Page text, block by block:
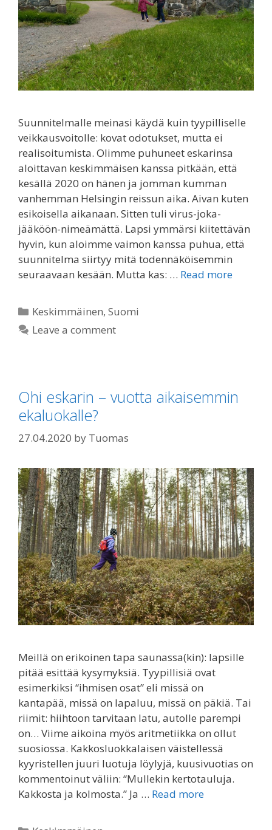
Suunnitelmalle meinasi käydä kuin tyypilliselle
veikkausvoitolle: kovat odotukset, mutta ei
realisoitumista. Olimme puhuneet eskarinsa
aloittavan keskimmäisen kanssa pitkään, että
kesällä 2020 on hänen ja jomman kumman
vanhemman Helsingin reissun aika. Aivan kuten
esikoisella aikanaan. Sitten tuli virus-joka-
jääköön-nimeämättä. Lapsi ymmärsi kiitettävän
hyvin, kun aloimme vaimon kanssa puhua, että
suunnitelma siirtyy mitä todennäköisemmin
seuraavaan kesään. Mutta kas: … Read more
Categories
Keskimmäinen,Suomi
Leave a comment
Ohi eskarin – vuotta aikaisemmin
ekaluokalle?
27.04.2020 by Tuomas
Meillä on erikoinen tapa saunassa(kin): lapsille
pitää esittää kysymyksiä. Tyypillisiä ovat
esimerkiksi “ihmisen osat” eli missä on
kantapää, missä on lapaluu, missä on päkiä. Tai
riimit: hiihtoon tarvitaan latu, autolle parempi
on… Viime aikoina myös aritmetiikka on ollut
suosiossa. Kakkosluokkalaisen väistellessä
kyyristellen juuri luotuja löylyjä, kuusivuotias on
kommentoinut väliin: “Mullekin kertotauluja.
Kakkosta ja kolmosta.” Ja … Read more